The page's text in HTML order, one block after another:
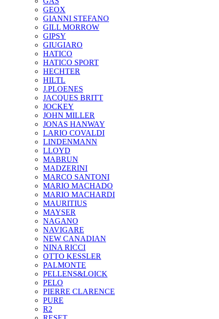
GEOX
GIANNI STEFANO
GILL MORROW
GIPSY
GIUGIARO
HATICO
HATICO SPORT
HECHTER
HILTL
J.PLOENES
JAСQUES BRITT
JOCKEY
JOHN MILLER
JONAS HANWAY
LARIO COVALDI
LINDENMANN
LLOYD
MABRUN
MADZERINI
MARCO SANTONI
MARIO MACHADO
MARIO MACHARDI
MAURITIUS
MAYSER
NAGANO
NAVIGARE
NEW CANADIAN
NINA RICCI
OTTO KESSLER
PALMONTE
PELLENS&LOICK
PELO
PIERRE CLARENCE
PURE
R2